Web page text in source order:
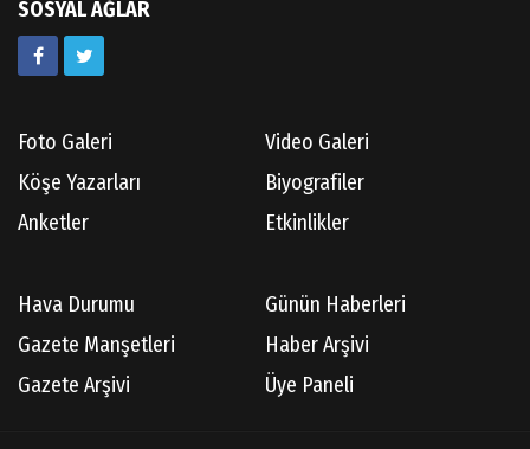
SOSYAL AĞLAR
Foto Galeri
Video Galeri
Köşe Yazarları
Biyografiler
Anketler
Etkinlikler
Hava Durumu
Günün Haberleri
Gazete Manşetleri
Haber Arşivi
Gazete Arşivi
Üye Paneli